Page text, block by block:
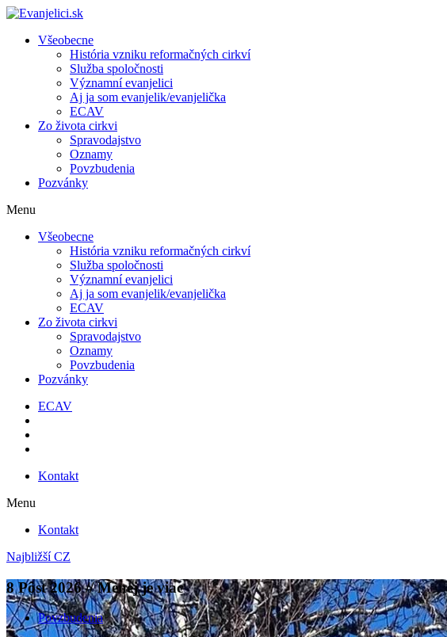
Všeobecne
História vzniku reformačných cirkví
Služba spoločnosti
Významní evanjelici
Aj ja som evanjelik/evanjelička
ECAV
Zo života cirkvi
Spravodajstvo
Oznamy
Povzbudenia
Pozvánky
Menu
Všeobecne
História vzniku reformačných cirkví
Služba spoločnosti
Významní evanjelici
Aj ja som evanjelik/evanjelička
ECAV
Zo života cirkvi
Spravodajstvo
Oznamy
Povzbudenia
Pozvánky
ECAV
Kontakt
Menu
Kontakt
Najbližší CZ
8 Pôst 2026 // Menej je viac
Povzbudenia